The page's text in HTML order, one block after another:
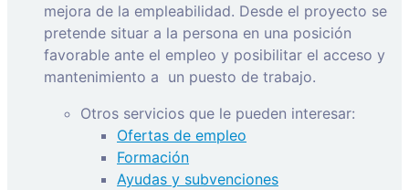
mejora de la empleabilidad. Desde el proyecto se
pretende situar a la persona en una posición
favorable ante el empleo y posibilitar el acceso y
mantenimiento a un puesto de trabajo.
Otros servicios que le pueden interesar:
Ofertas de empleo
Formación
Ayudas y subvenciones